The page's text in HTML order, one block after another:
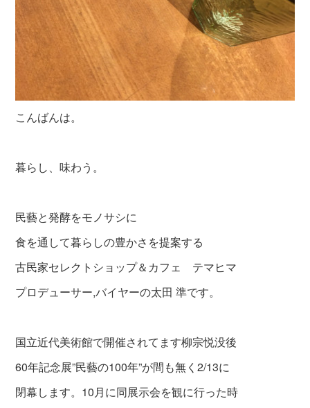
こんばんは。
暮らし、味わう。
民藝と発酵をモノサシに
食を通して暮らしの豊かさを提案する
古民家セレクトショップ＆カフェ テマヒマ
プロデューサー,バイヤーの太田 準です。
国立近代美術館で開催されてます柳宗悦没後
60年記念展”民藝の100年”が間も無く2/13に
閉幕します。10月に同展示会を観に行った時